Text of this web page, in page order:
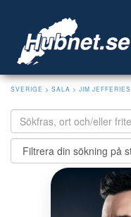
SVERIGE > SALA > JIM JEFFERIES